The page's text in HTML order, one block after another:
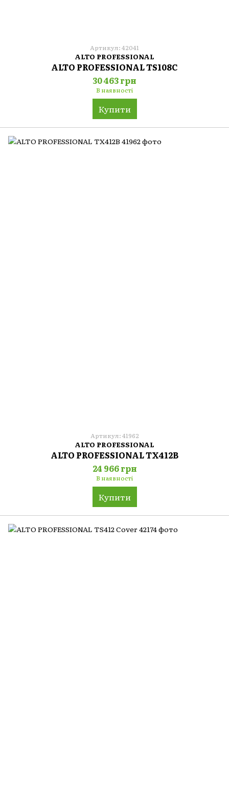
Артикул: 42041
ALTO PROFESSIONAL
ALTO PROFESSIONAL TS108C
30 463 грн
В наявності
Купити
Артикул: 41962
ALTO PROFESSIONAL
ALTO PROFESSIONAL TX412B
24 966 грн
В наявності
Купити